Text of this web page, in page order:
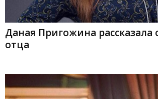
Даная Пригожина рассказала
отца